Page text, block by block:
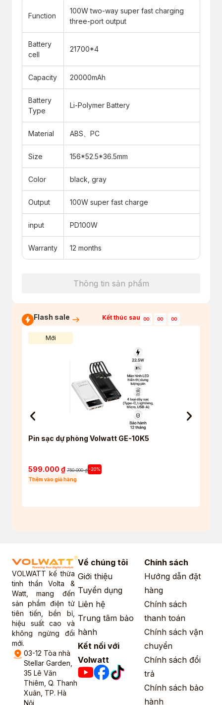
Thông tin sản phẩm
Function
100W two-way super fast charging
three-port output
Battery
cell
21700*4
Capacity 20000mAh
Battery
Type
Li-Polymer Battery
Material ABS、PC
Size 156*52.5*36.5mm
Color black, gray
Output 100W super fast charge
input PD100W
Warranty 12 months
Flash sale Kết thúc sau 00 00 00
Mới
Pin sạc dự phòng Volwatt GE-10K5
599.000 ₫ 750.000₫-20%
Thêm vào giỏ hàng
VOLWATT kế thừa
tinh thần Volta &
Watt, mang đến
sản phẩm điện tử
tiên tiến, bền bỉ,
hiệu suất cao và
không ngừng đổi
mới.
03-12 Tòa nhà
Stellar Garden,
35 Lê Văn
Thiêm, Q. Thanh
Xuân, TP. Hà
Nội
Về chúng tôi
Giới thiệu
Tuyển dụng
Liên hệ
Trung tâm bảo
hành
Kết nối với
Volwatt
Chính sách
Hướng dẫn đặt
hàng
Chính sách
thanh toán
Chính sách vận
chuyển
Chính sách đổi
trả
Chính sách bảo
hành